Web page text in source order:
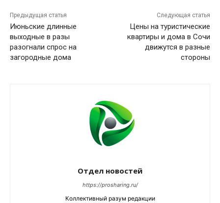
Предыдущая статья
Июньские длинные
выходные в разы
разогнали спрос на
загородные дома
Следующая статья
Цены на туристические
квартиры и дома в Сочи
движутся в разные
стороны
Отдел новостей
https://prosharing.ru/
Коллективный разум редакции